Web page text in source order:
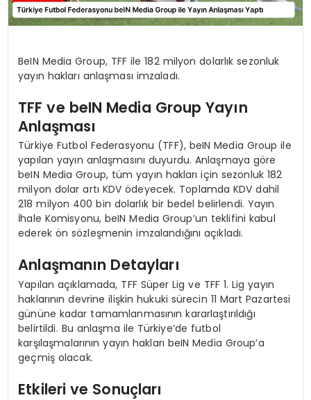
BeIN Media Group, TFF ile 182 milyon dolarlık sezonluk
yayın hakları anlaşması imzaladı.
TFF ve beIN Media Group Yayın
Anlaşması
Türkiye Futbol Federasyonu (TFF), beIN Media Group ile
yapılan yayın anlaşmasını duyurdu. Anlaşmaya göre
beIN Media Group, tüm yayın hakları için sezonluk 182
milyon dolar artı KDV ödeyecek. Toplamda KDV dahil
218 milyon 400 bin dolarlık bir bedel belirlendi. Yayın
İhale Komisyonu, beIN Media Group’un teklifini kabul
ederek ön sözleşmenin imzalandığını açıkladı.
Anlaşmanın Detayları
Yapılan açıklamada, TFF Süper Lig ve TFF 1. Lig yayın
haklarının devrine ilişkin hukuki sürecin 11 Mart Pazartesi
gününe kadar tamamlanmasının kararlaştırıldığı
belirtildi. Bu anlaşma ile Türkiye’de futbol
karşılaşmalarının yayın hakları beIN Media Group’a
geçmiş olacak.
Etkileri ve Sonuçları